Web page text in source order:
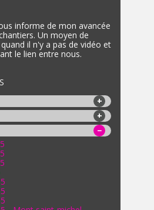
informe de mon avancée
Un moyen de
il n'y a pas de vidéo et
le lien entre nous.